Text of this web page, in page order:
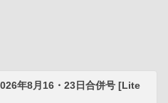
年8月16・23日合併号 [Lite